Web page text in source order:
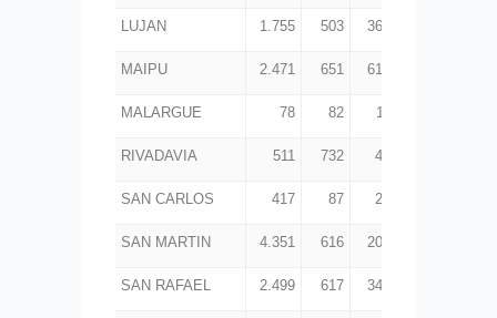
LUJAN 1.755 503 366
MAIPU 2.471 651 610
MALARGUE 78 82 11
RIVADAVIA 511 732 47
SAN CARLOS 417 87 25
SAN MARTIN 4.351 616 200
SAN RAFAEL 2.499 617 345